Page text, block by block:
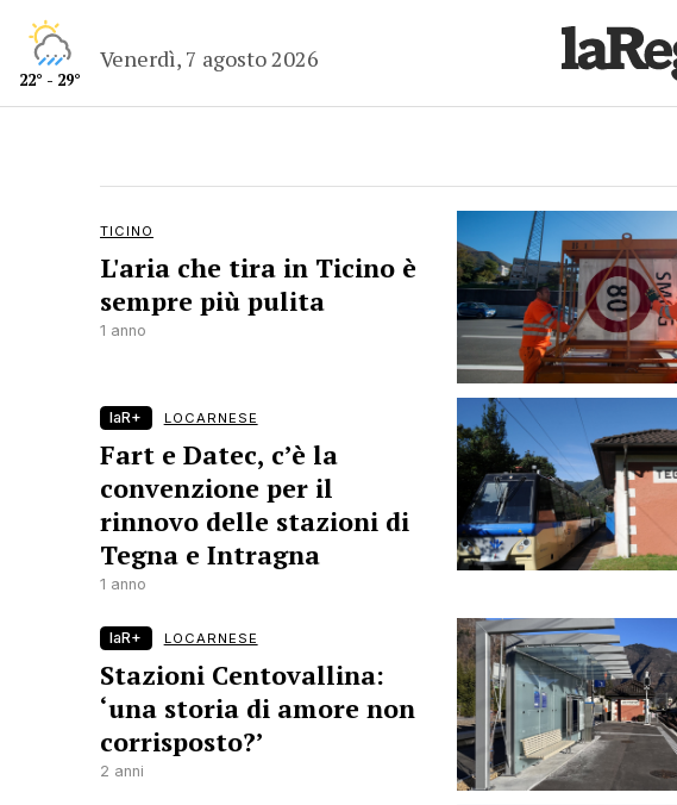
22° - 29°
Venerdì, 7 agosto 2026
TICINO
L'aria che tira in Ticino è
sempre più pulita
1 anno
laR+ LOCARNESE
Fart e Datec, c’è la
convenzione per il
rinnovo delle stazioni di
Tegna e Intragna
1 anno
laR+ LOCARNESE
Stazioni Centovallina:
‘una storia di amore non
corrisposto?’
2 anni